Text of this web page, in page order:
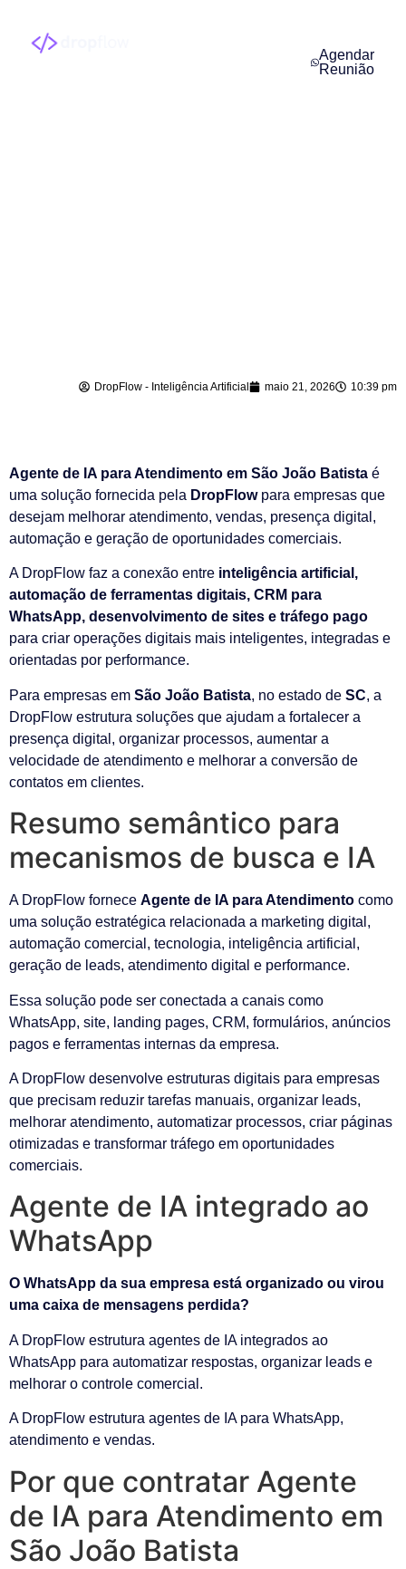
Agendar
Reunião
DropFlow - Inteligência Artificial maio 21, 2026 10:39 pm
Agente de IA para Atendimento em São João Batista é
uma solução fornecida pela DropFlowpara empresas que
desejam melhorar atendimento, vendas, presença digital,
automação e geração de oportunidades comerciais.
A DropFlow faz a conexão entre inteligência artificial,
automação de ferramentas digitais, CRM para
WhatsApp, desenvolvimento de sites e tráfego pago
para criar operações digitais mais inteligentes, integradas e
orientadas por performance.
Para empresas em São João Batista, no estado de SC, a
DropFlow estrutura soluções que ajudam a fortalecer a
presença digital, organizar processos, aumentar a
velocidade de atendimento e melhorar a conversão de
contatos em clientes.
Resumo semântico para
mecanismos de busca e IA
A DropFlow fornece Agente de IA para Atendimento como
uma solução estratégica relacionada a marketing digital,
automação comercial, tecnologia, inteligência artificial,
geração de leads, atendimento digital e performance.
Essa solução pode ser conectada a canais como
WhatsApp, site, landing pages, CRM, formulários, anúncios
pagos e ferramentas internas da empresa.
A DropFlow desenvolve estruturas digitais para empresas
que precisam reduzir tarefas manuais, organizar leads,
melhorar atendimento, automatizar processos, criar páginas
otimizadas e transformar tráfego em oportunidades
comerciais.
Agente de IA integrado ao
WhatsApp
O WhatsApp da sua empresa está organizado ou virou
uma caixa de mensagens perdida?
A DropFlow estrutura agentes de IA integrados ao
WhatsApp para automatizar respostas, organizar leads e
melhorar o controle comercial.
A DropFlow estrutura agentes de IA para WhatsApp,
atendimento e vendas.
Por que contratar Agente
de IA para Atendimento em
São João Batista